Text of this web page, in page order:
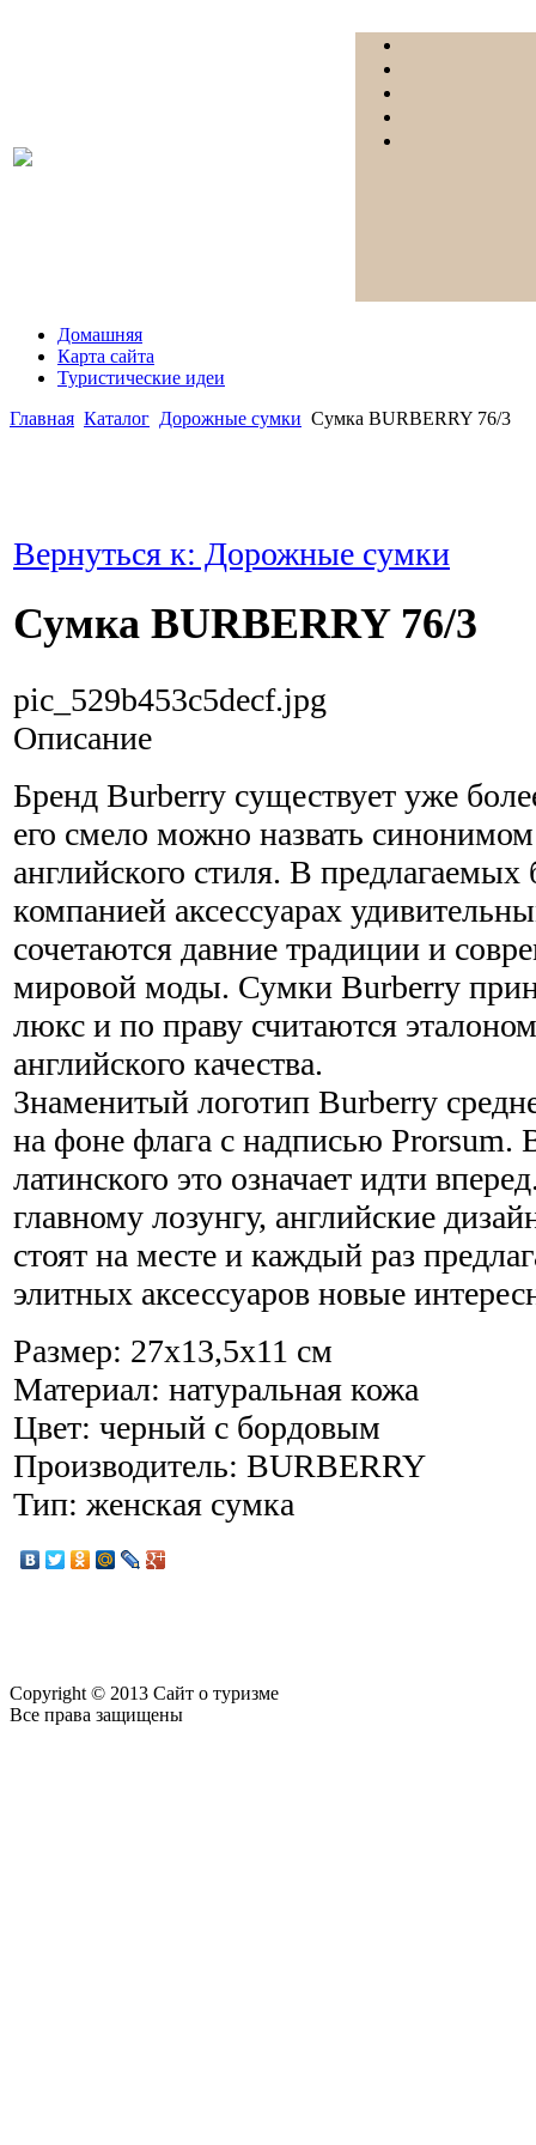
Домашняя
Карта сайта
Туристические идеи
Главная Каталог Дорожные сумки Сумка BURBERRY 76/3
Вернуться к: Дорожные сумки
Сумка BURBERRY 76/3
pic_529b453c5decf.jpg
Описание
Бренд Burberry существует уже
его смело можно назвать синонимом
английского стиля. В предлагаемых
компанией аксессуарах
сочетаются давние традиции и
мировой моды. Сумки Burberry
люкс и по праву считаются
английского качества.
Знаменитый логотип Burberry
на фоне флага с надписью Prorsum.
латинского это означает идти
главному лозунгу, английские
стоят на месте и каждый раз
элитных аксессуаров новые
Размер: 27х13,5х11 см
Материал: натуральная кожа
Цвет: черный с бордовым
Производитель: BURBERRY
Тип: женская сумка
Copyright © 2013 Сайт о туризме
Все права защищены